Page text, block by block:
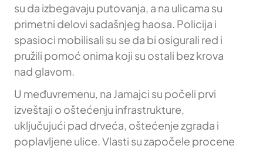
su da izbegavaju putovanja, a na ulicama su
primetni delovi sadašnjeg haosa. Policija i
spasioci mobilisali su se da bi osigurali red i
pružili pomoć onima koji su ostali bez krova
nad glavom.
U međuvremenu, na Jamajci su počeli prvi
izveštaji o oštećenju infrastrukture,
uključujući pad drveća, oštećenje zgrada i
poplavljene ulice. Vlasti su započele procene